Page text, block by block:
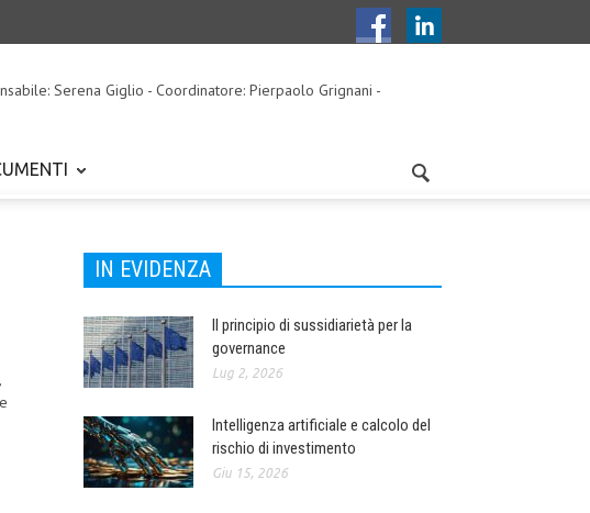
Serena Giglio - Coordinatore: Pierpaolo Grignani -
IN EVIDENZA
Il principio di sussidiarietà per la
governance
Lug 2, 2026
Intelligenza artificiale e calcolo del
rischio di investimento
Giu 15, 2026